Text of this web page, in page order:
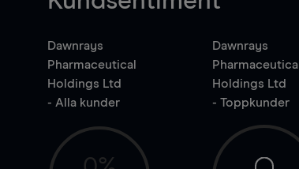
Dawnrays
Pharmaceutical
Holdings Ltd
- Alla kunder
Dawnrays
Pharmaceutical
Holdings Ltd
- Toppkunder